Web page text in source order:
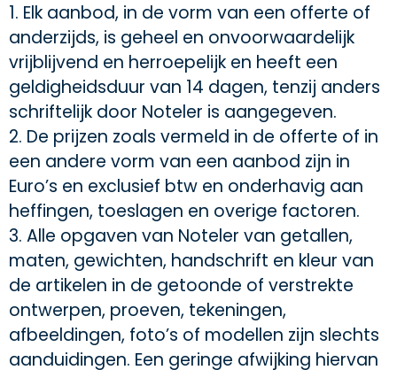
1. Elk aanbod, in de vorm van een offerte of
anderzijds, is geheel en onvoorwaardelijk
vrijblijvend en herroepelijk en heeft een
geldigheidsduur van 14 dagen, tenzij anders
schriftelijk door Noteler is aangegeven.
2. De prijzen zoals vermeld in de offerte of in
een andere vorm van een aanbod zijn in
Euro’s en exclusief btw en onderhavig aan
heffingen, toeslagen en overige factoren.
3. Alle opgaven van Noteler van getallen,
maten, gewichten, handschrift en kleur van
de artikelen in de getoonde of verstrekte
ontwerpen, proeven, tekeningen,
afbeeldingen, foto’s of modellen zijn slechts
aanduidingen. Een geringe afwijking hiervan